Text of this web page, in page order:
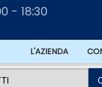
- 18:30
L'AZIENDA